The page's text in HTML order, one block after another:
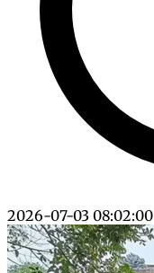
2026-07-03 08:02:00